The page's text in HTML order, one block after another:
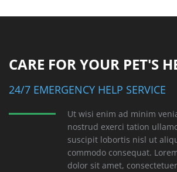
CARE FOR YOUR PET'S
24/7 EMERGENCY HELP SERVICE
Ut wisi enim ad minim
nostrud exerci tation
suscipit lobortis nisl ut
commodo consequat.
dolor sit amet,